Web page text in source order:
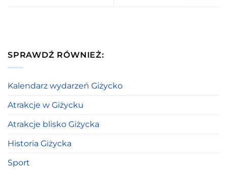
SPRAWDŹ RÓWNIEŻ:
Kalendarz wydarzeń Giżycko
Atrakcje w Giżycku
Atrakcje blisko Giżycka
Historia Giżycka
Sport